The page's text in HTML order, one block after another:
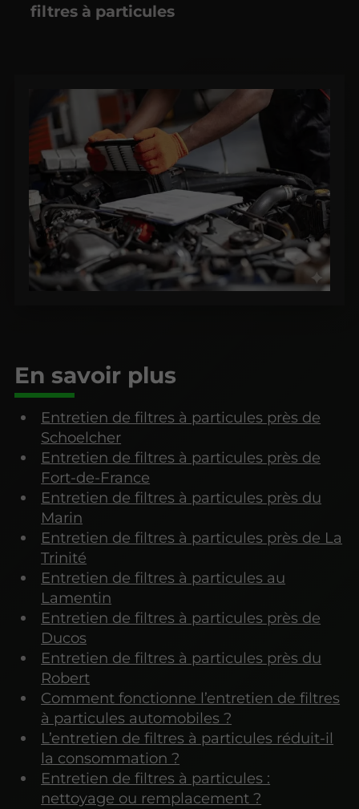
filtres à particules
En savoir plus
Entretien de filtres à particules près de
Schoelcher
Entretien de filtres à particules près de
Fort-de-France
Entretien de filtres à particules près du
Marin
Entretien de filtres à particules près de La
Trinité
Entretien de filtres à particules au
Lamentin
Entretien de filtres à particules près de
Ducos
Entretien de filtres à particules près du
Robert
Comment fonctionne l’entretien de filtres
à particules automobiles ?
L’entretien de filtres à particules réduit-il
la consommation ?
Entretien de filtres à particules :
nettoyage ou remplacement ?